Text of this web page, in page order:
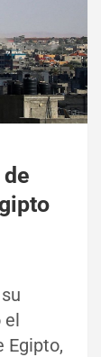
el
Egipto,